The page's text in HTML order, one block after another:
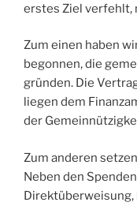
erstes Ziel verfehlt,
Zum einen haben
begonnen, die
gründen. Die
liegen dem
der
Zum anderen
Neben den
Direktüberweisung,